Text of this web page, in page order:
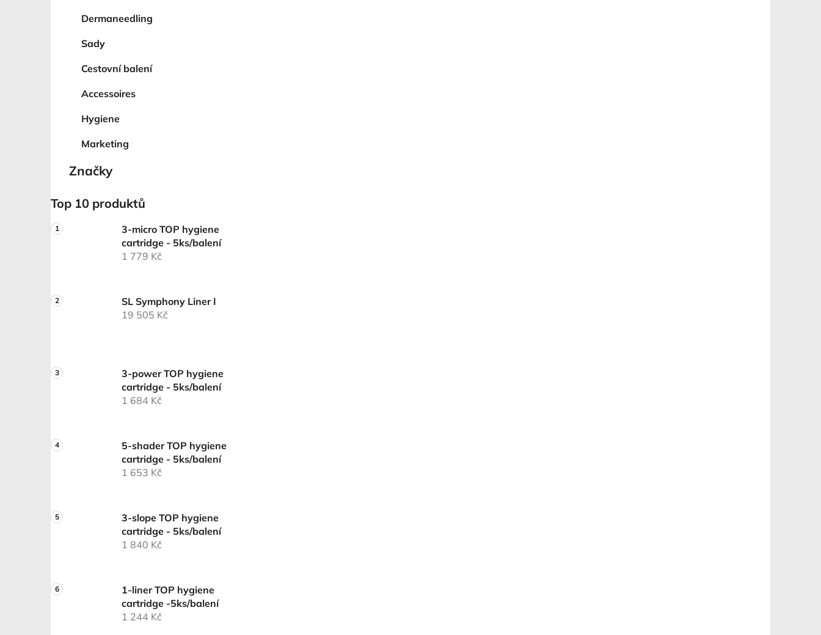
Dermaneedling
Sady
Cestovní balení
Accessoires
Hygiene
Marketing
Značky
Top 10 produktů
3-micro TOP hygiene
cartridge - 5ks/balení
1 779 Kč
SL Symphony Liner I
19 505 Kč
3-power TOP hygiene
cartridge - 5ks/balení
1 684 Kč
5-shader TOP hygiene
cartridge - 5ks/balení
1 653 Kč
3-slope TOP hygiene
cartridge - 5ks/balení
1 840 Kč
1-liner TOP hygiene
cartridge -5ks/balení
1 244 Kč